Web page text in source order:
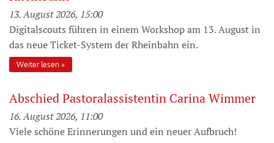
13. August 2026, 15:00
Digitalscouts führen in einem Workshop am 13. August in
das neue Ticket-System der Rheinbahn ein.
Weiter lesen
Abschied Pastoralassistentin Carina Wimmer
16. August 2026, 11:00
Viele schöne Erinnerungen und ein neuer Aufbruch!